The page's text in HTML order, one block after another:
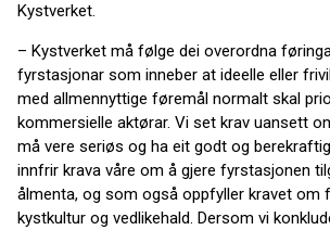
Kystverket.
– Kystverket må følge dei overordna
fyrstasjonar som inneber at ideelle eller
med allmennyttige føremål normalt skal
kommersielle aktørar. Vi set krav uansett
må vere seriøs og ha eit godt og
innfrir krava våre om å gjere fyrstasjonen
ålmenta, og som også oppfyller kravet om
kystkultur og vedlikehald. Dersom vi